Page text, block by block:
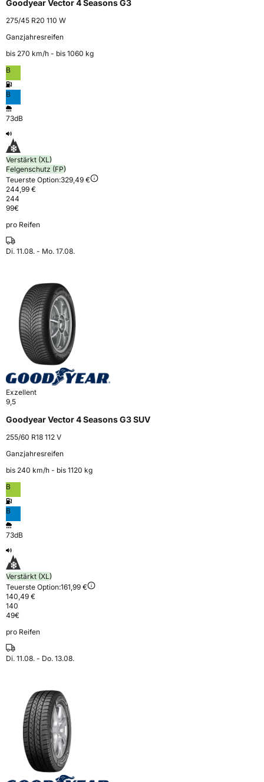
Goodyear Vector 4 Seasons G3
275/45 R20 110 W
Ganzjahresreifen
bis 270 km⁠/⁠h - bis 1060 kg
B
B
73dB
Verstärkt (XL)
Felgenschutz (FP)
Teuerste Option:329,49 €
244,99 €
244
99€
pro Reifen
Di. 11.08. - Mo. 17.08.
Exzellent
9,5
Goodyear Vector 4 Seasons G3 SUV
255/60 R18 112 V
Ganzjahresreifen
bis 240 km⁠/⁠h - bis 1120 kg
B
B
73dB
Verstärkt (XL)
Teuerste Option:161,99 €
140,49 €
140
49€
pro Reifen
Di. 11.08. - Do. 13.08.